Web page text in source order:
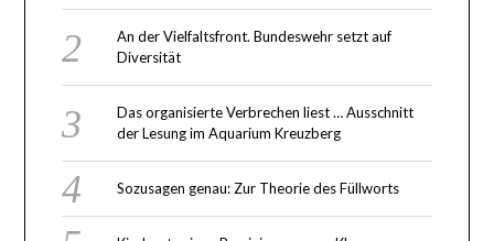
An der Vielfaltsfront. Bundeswehr setzt auf
Diversität
Das organisierte Verbrechen liest … Ausschnitt
der Lesung im Aquarium Kreuzberg
Sozusagen genau: Zur Theorie des Füllworts